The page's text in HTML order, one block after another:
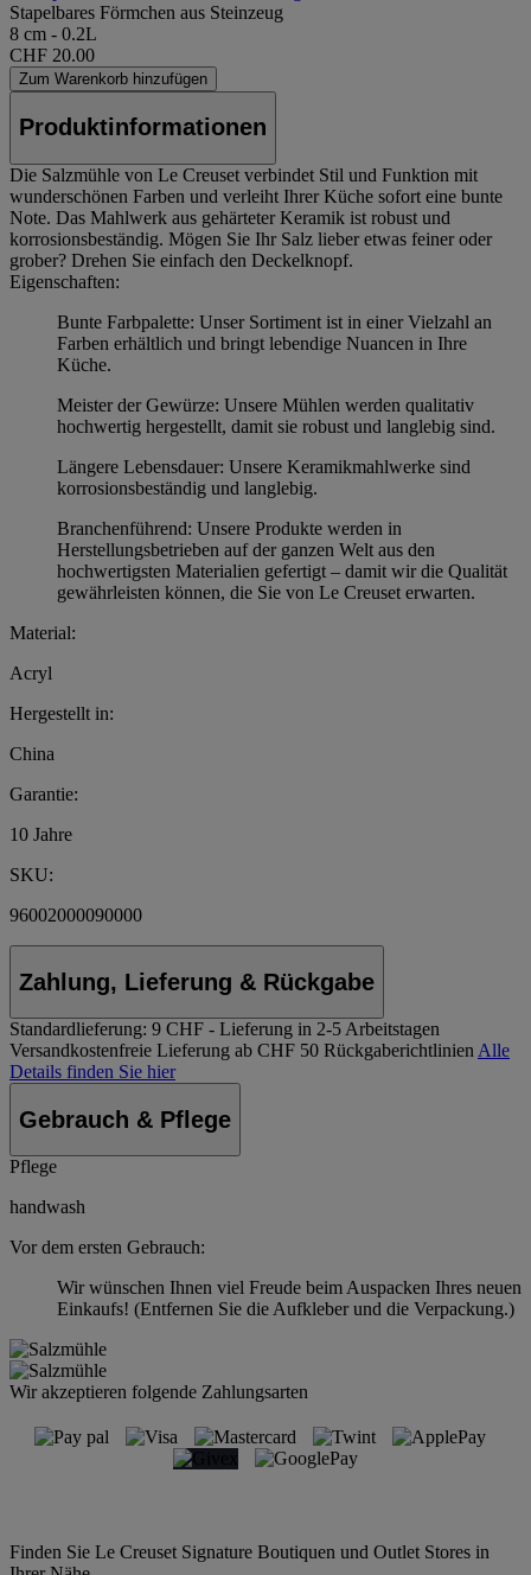
Stapelbares Förmchen aus Steinzeug
8 cm - 0.2L
CHF 20.00
Zum Warenkorb hinzufügen
Produktinformationen
Die Salzmühle von Le Creuset verbindet Stil und Funktion mit
wunderschönen Farben und verleiht Ihrer Küche sofort eine bunte
Note. Das Mahlwerk aus gehärteter Keramik ist robust und
korrosionsbeständig. Mögen Sie Ihr Salz lieber etwas feiner oder
grober? Drehen Sie einfach den Deckelknopf.
Eigenschaften:
Bunte Farbpalette: Unser Sortiment ist in einer Vielzahl an
Farben erhältlich und bringt lebendige Nuancen in Ihre
Küche.
Meister der Gewürze: Unsere Mühlen werden qualitativ
hochwertig hergestellt, damit sie robust und langlebig sind.
Längere Lebensdauer: Unsere Keramikmahlwerke sind
korrosionsbeständig und langlebig.
Branchenführend: Unsere Produkte werden in
Herstellungsbetrieben auf der ganzen Welt aus den
hochwertigsten Materialien gefertigt – damit wir die Qualität
gewährleisten können, die Sie von Le Creuset erwarten.
Material:
Acryl
Hergestellt in:
China
Garantie:
10 Jahre
SKU:
96002000090000
Zahlung, Lieferung & Rückgabe
Standardlieferung: 9 CHF - Lieferung in 2-5 Arbeitstagen
Versandkostenfreie Lieferung ab CHF 50 Rückgaberichtlinien Alle
Details finden Sie hier
Gebrauch & Pflege
Pflege
handwash
Vor dem ersten Gebrauch:
Wir wünschen Ihnen viel Freude beim Auspacken Ihres neuen
Einkaufs! (Entfernen Sie die Aufkleber und die Verpackung.)
Wir akzeptieren folgende Zahlungsarten
Finden Sie Le Creuset Signature Boutiquen und Outlet Stores in